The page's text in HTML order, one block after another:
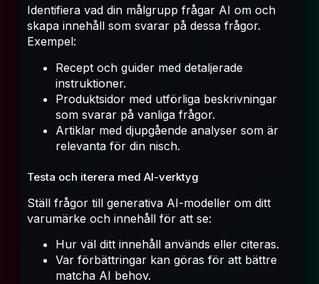
Identifiera vad din målgrupp frågar AI om och
skapa innehåll som svarar på dessa frågor.
Exempel:
Recept och guider med detaljerade
instruktioner.
Produktsidor med utförliga beskrivningar
som svarar på vanliga frågor.
Artiklar med djupgående analyser som är
relevanta för din nisch.
Testa och iterera med AI-verktyg
Ställ frågor till generativa AI-modeller om ditt
varumärke och innehåll för att se:
Hur väl ditt innehåll används eller citeras.
Var förbättringar kan göras för att bättre
matcha AI behov.